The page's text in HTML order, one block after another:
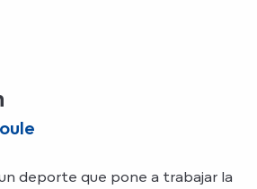
deporte que pone a trabajar la